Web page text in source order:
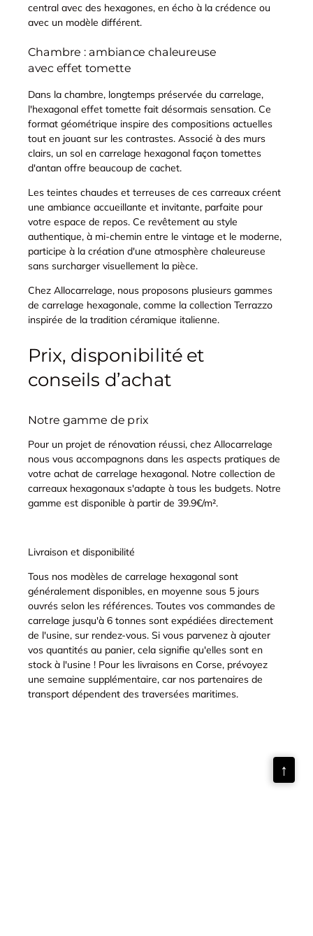
central avec des hexagones, en écho à la crédence ou
avec un modèle différent.
Chambre : ambiance chaleureuse
avec effet tomette
Dans la chambre, longtemps préservée du carrelage,
l'hexagonal effet tomette fait désormais sensation. Ce
format géométrique inspire des compositions actuelles
tout en jouant sur les contrastes. Associé à des murs
clairs, un sol en carrelage hexagonal façon tomettes
d'antan offre beaucoup de cachet.
Les teintes chaudes et terreuses de ces carreaux créent
une ambiance accueillante et invitante, parfaite pour
votre espace de repos. Ce revêtement au style
authentique, à mi-chemin entre le vintage et le moderne,
participe à la création d'une atmosphère chaleureuse
sans surcharger visuellement la pièce.
Chez Allocarrelage, nous proposons plusieurs gammes
de carrelage hexagonale, comme la collection Terrazzo
inspirée de la tradition céramique italienne.
Prix, disponibilité et
conseils d’achat
Notre gamme de prix
Pour un projet de rénovation réussi, chez Allocarrelage
nous vous accompagnons dans les aspects pratiques de
votre achat de carrelage hexagonal. Notre collection de
carreaux hexagonaux s'adapte à tous les budgets. Notre
gamme est disponible à partir de 39.9€/m².
Livraison et disponibilité
Tous nos modèles de carrelage hexagonal sont
généralement disponibles, en moyenne sous 5 jours
ouvrés selon les références. Toutes vos commandes de
carrelage jusqu'à 6 tonnes sont expédiées directement
de l'usine, sur rendez-vous. Si vous parvenez à ajouter
vos quantités au panier, cela signifie qu'elles sont en
stock à l'usine ! Pour les livraisons en Corse, prévoyez
une semaine supplémentaire, car nos partenaires de
transport dépendent des traversées maritimes.
↑